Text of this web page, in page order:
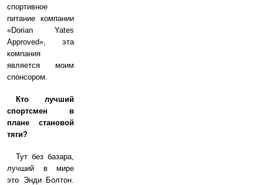
спортивное
питание компании
«Dorian Yates
Approved», эта
компания
является моим
спонсором.
Кто лучший
спортсмен в
плане становой
тяги?
Тут без базара,
лучший в мире
это Энди Болтон.